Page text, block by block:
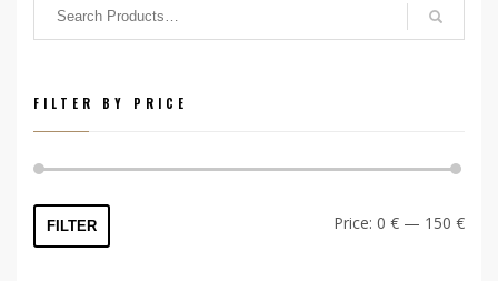
FILTER BY PRICE
Min
Max
FILTER Price: 0 € — 150 €